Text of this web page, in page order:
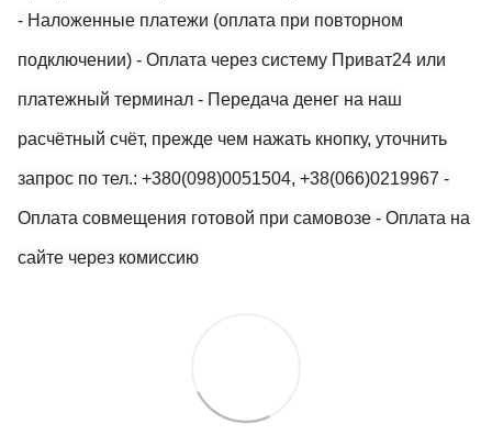
- Наложенные платежи (оплата при повторном
подключении) - Оплата через систему Приват24 или
платежный терминал - Передача денег на наш
расчётный счёт, прежде чем нажать кнопку, уточнить
запрос по тел.: +380(098)0051504, +38(066)0219967 -
Оплата совмещения готовой при самовозе - Оплата на
сайте через комиссию